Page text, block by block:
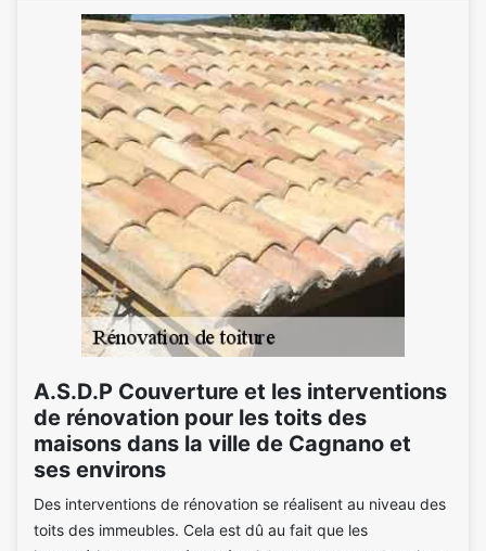
A.S.D.P Couverture et les interventions
de rénovation pour les toits des
maisons dans la ville de Cagnano et
ses environs
Des interventions de rénovation se réalisent au niveau des
toits des immeubles. Cela est dû au fait que les